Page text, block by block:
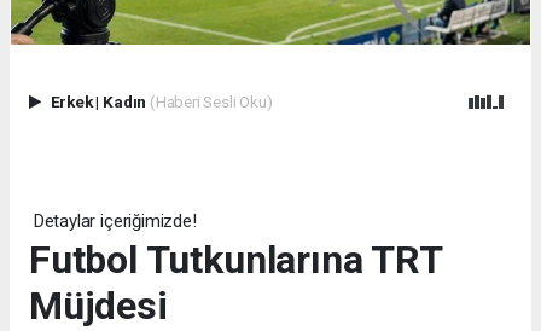
Erkek| Kadın (Haberi Sesli Oku)
Detaylar içeriğimizde!
Futbol Tutkunlarına TRT
Müjdesi